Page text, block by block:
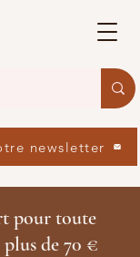
pour toute
de 70 €
newsletter